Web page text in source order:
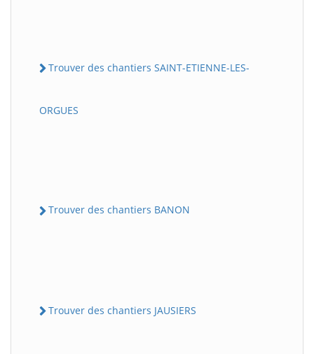
Trouver des chantiers SAINT-ETIENNE-LES-
ORGUES
Trouver des chantiers BANON
Trouver des chantiers JAUSIERS